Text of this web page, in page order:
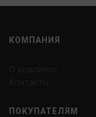
КОМПАНИЯ
ПОКУПАТЕЛЯМ